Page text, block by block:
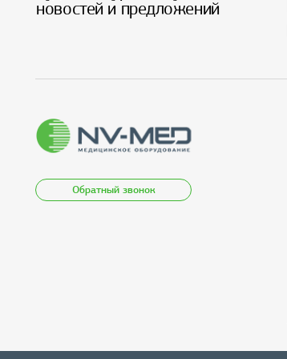
новостей и предложений
Обратный звонок